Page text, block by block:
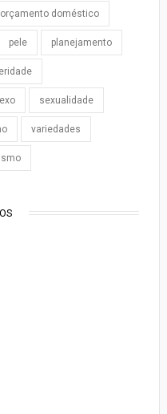
orçamento doméstico
pele planejamento
sexualidade
variedades